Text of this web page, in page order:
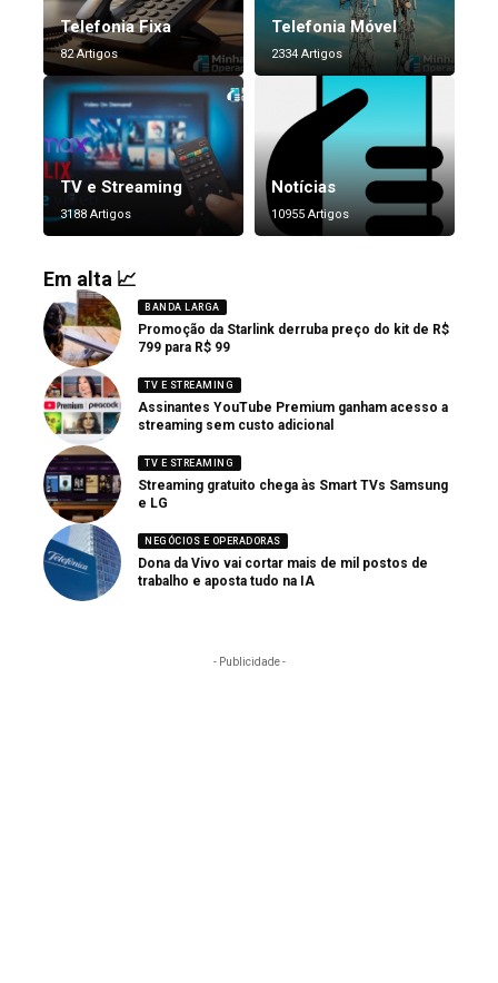
Telefonia Fixa
82 Artigos
Telefonia Móvel
2334 Artigos
TV e Streaming
3188 Artigos
Notícias
10955 Artigos
Em alta 📈
BANDA LARGA
Promoção da Starlink derruba preço do kit de R$
799 para R$ 99
TV E STREAMING
Assinantes YouTube Premium ganham acesso a
streaming sem custo adicional
TV E STREAMING
Streaming gratuito chega às Smart TVs Samsung
e LG
NEGÓCIOS E OPERADORAS
Dona da Vivo vai cortar mais de mil postos de
trabalho e aposta tudo na IA
- Publicidade -